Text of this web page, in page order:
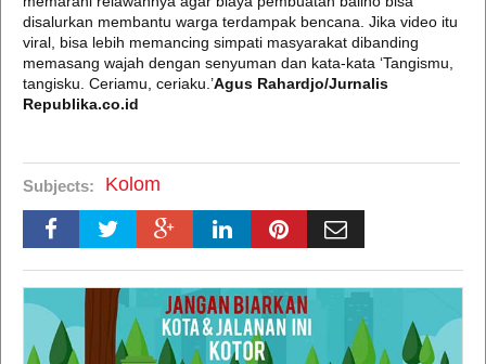
disalurkan membantu warga terdampak bencana. Jika video itu
viral, bisa lebih memancing simpati masyarakat dibanding
memasang wajah dengan senyuman dan kata-kata ‘Tangismu,
tangisku. Ceriamu, ceriaku.’Agus Rahardjo/Jurnalis
Republika.co.id
Subjects: Kolom